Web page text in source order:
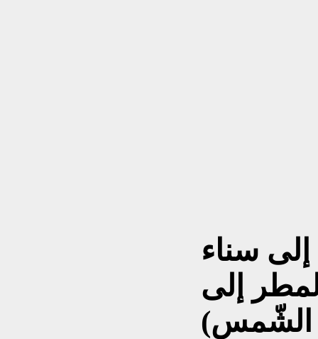
سناء
إلى
الشّمس)